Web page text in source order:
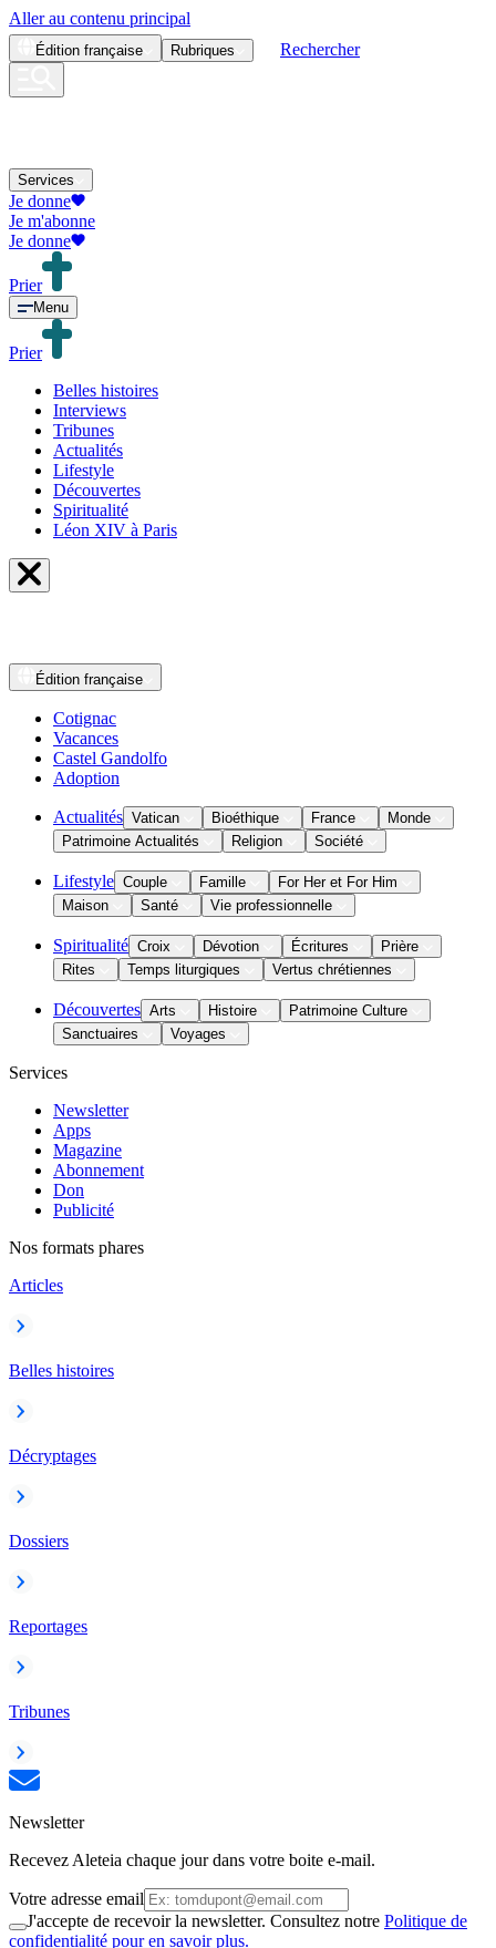
Aller au contenu principal
Édition française Rubriques Rechercher
Services
Je donne
Je m'abonne
Je donne
Prier
Menu
Prier
Belles histoires
Interviews
Tribunes
Actualités
Lifestyle
Découvertes
Spiritualité
Léon XIV à Paris
Édition française
Cotignac
Vacances
Castel Gandolfo
Adoption
Actualités Vatican Bioéthique France
Monde
Patrimoine Actualités
Religion Société
Lifestyle Couple Famille
For Her et For Him
Maison
Santé Vie professionnelle
Spiritualité Croix Dévotion Écritures
Prière
Rites
Temps liturgiques Vertus chrétiennes
Découvertes Arts Histoire
Patrimoine Culture
Sanctuaires
Voyages
Services
Newsletter
Apps
Magazine
Abonnement
Don
Publicité
Nos formats phares
Articles
Belles histoires
Décryptages
Dossiers
Reportages
Tribunes
Newsletter
Recevez Aleteia chaque jour dans votre boite e-mail.
Votre adresse email
J'accepte de recevoir la newsletter. Consultez notre Politique de
confidentialité pour en savoir plus.